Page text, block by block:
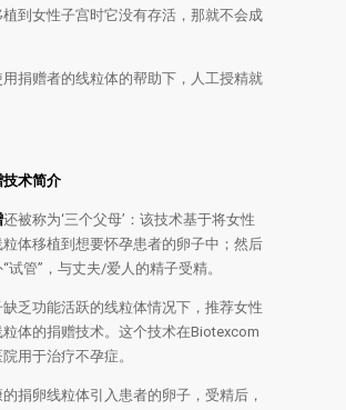
植到女性子宫时它没有存活，那就不会成
捐赠者的线粒体的帮助下，人工授精就
技术简介
还被称为‘三个父母’：该技术基于将女性
体移植到想要怀孕患者的卵子中；然后
试管”，与丈夫/爱人的精子受精。
乏功能活跃的线粒体情况下，推荐女性
粒体的捐赠技术。这个技术在Вiotexcom
用于治疗不孕症。
捐卵线粒体引入患者的卵子，受精后，